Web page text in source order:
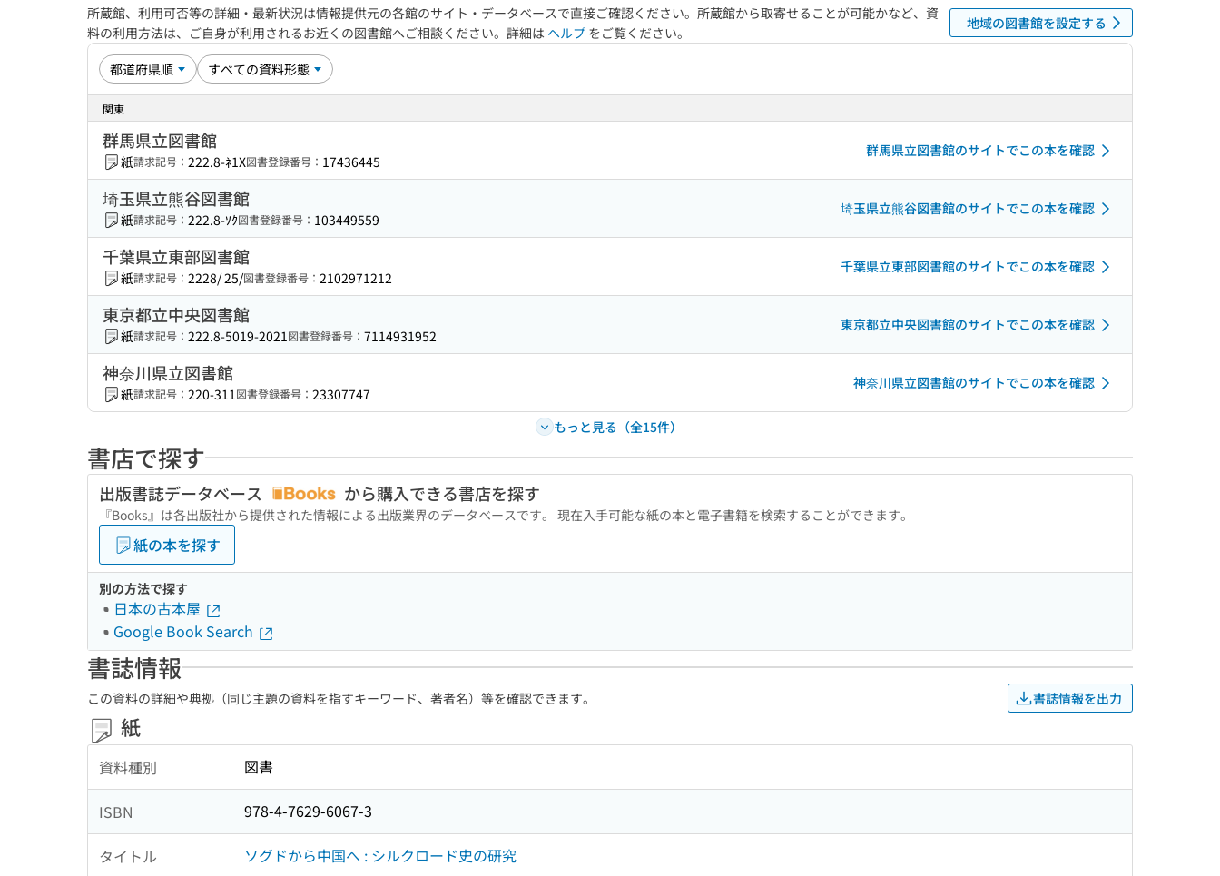
所蔵館、利用可否等の詳細・最新状況は情報提供元の各館のサイト・データベースで直接ご確認ください。所蔵館から取寄せることが可能かなど、資
料の利用方法は、ご自身が利用されるお近くの図書館へご相談ください。詳細は ヘルプ をご覧ください。
地域の図書館を設定する
関東
群馬県立図書館
紙請求記号： 222.8-ﾈ1X図書登録番号： 17436445
群馬県立図書館のサイトでこの本を確認
埼玉県立熊谷図書館
紙請求記号： 222.8-ｿｸ図書登録番号： 103449559
埼玉県立熊谷図書館のサイトでこの本を確認
千葉県立東部図書館
紙請求記号： 2228/ 25/図書登録番号： 2102971212
千葉県立東部図書館のサイトでこの本を確認
東京都立中央図書館
紙請求記号： 222.8-5019-2021図書登録番号： 7114931952
東京都立中央図書館のサイトでこの本を確認
神奈川県立図書館
紙請求記号： 220-311図書登録番号： 23307747
神奈川県立図書館のサイトでこの本を確認
もっと見る（全15件）
書店で探す
出版書誌データベース から購入できる書店を探す
『Books』は各出版社から提供された情報による出版業界のデータベースです。 現在入手可能な紙の本と電子書籍を検索することができます。
紙の本を探す
別の方法で探す
日本の古本屋
Google Book Search
書誌情報
この資料の詳細や典拠（同じ主題の資料を指すキーワード、著者名）等を確認できます。 書誌情報を出力
紙
資料種別 図書
ISBN 978-4-7629-6067-3
タイトル ソグドから中国へ : シルクロード史の研究